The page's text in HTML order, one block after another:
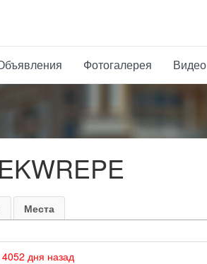
Фотогалерея Видео
Места
4052 дня назад